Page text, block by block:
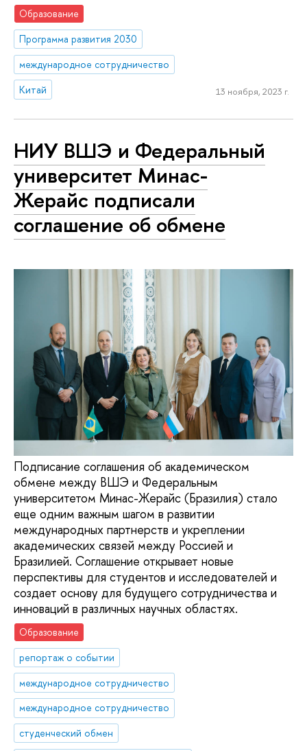
Образование
Программа развития 2030
международное сотрудничество
Китай
13 ноября, 2023 г.
НИУ ВШЭ и Федеральный
университет Минас-
Жерайс подписали
соглашение об обмене
Подписание соглашения об академическом
обмене между ВШЭ и Федеральным
университетом Минас-Жерайс (Бразилия) стало
еще одним важным шагом в развитии
международных партнерств и укреплении
академических связей между Россией и
Бразилией. Соглашение открывает новые
перспективы для студентов и исследователей и
создает основу для будущего сотрудничества и
инноваций в различных научных областях.
Образование
репортаж о событии
международное сотрудничество
международное сотрудничество
студенческий обмен